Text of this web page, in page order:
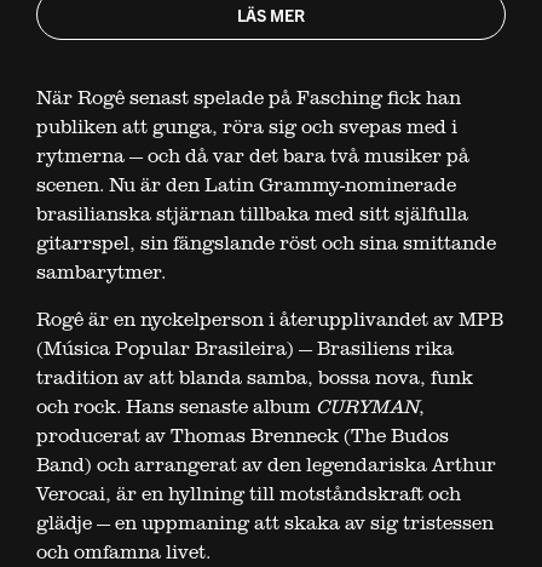
LÄS MER
När Rogê senast spelade på Fasching fick han
publiken att gunga, röra sig och svepas med i
rytmerna — och då var det bara två musiker på
scenen. Nu är den Latin Grammy-nominerade
brasilianska stjärnan tillbaka med sitt själfulla
gitarrspel, sin fängslande röst och sina smittande
sambarytmer.
Rogê är en nyckelperson i återupplivandet av MPB
(Música Popular Brasileira) — Brasiliens rika
tradition av att blanda samba, bossa nova, funk
och rock. Hans senaste album CURYMAN,
producerat av Thomas Brenneck (The Budos
Band) och arrangerat av den legendariska Arthur
Verocai, är en hyllning till motståndskraft och
glädje — en uppmaning att skaka av sig tristessen
och omfamna livet.